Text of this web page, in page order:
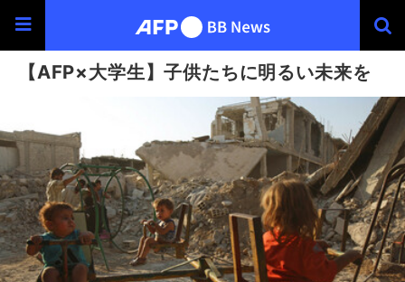
【AFP×大学生】子供たちに明るい未来を